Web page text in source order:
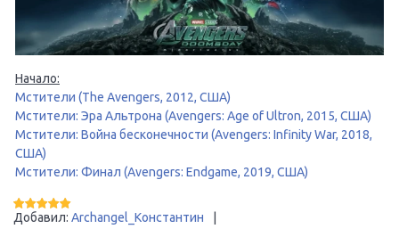
Начало:
Мстители (The Avengers, 2012, США)
Мстители: Эра Альтрона (Avengers: Age of Ultron, 2015, США)
Мстители: Война бесконечности (Avengers: Infinity War, 2018,
США)
Мстители: Финал (Avengers: Endgame, 2019, США)
Добавил: Archangel_Константин